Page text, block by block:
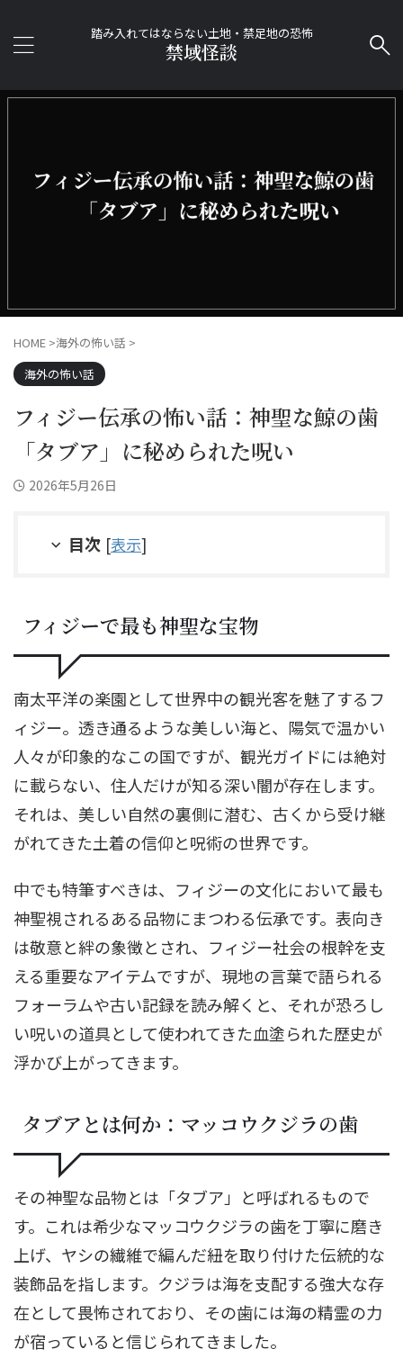
踏み入れてはならない土地・禁足地の恐怖
禁域怪談
HOME >海外の怖い話 >
海外の怖い話
フィジー伝承の怖い話：神聖な鯨の歯
「タブア」に秘められた呪い
2026年5月26日
目次 [表示]
フィジーで最も神聖な宝物
南太平洋の楽園として世界中の観光客を魅了するフ
ィジー。透き通るような美しい海と、陽気で温かい
人々が印象的なこの国ですが、観光ガイドには絶対
に載らない、住人だけが知る深い闇が存在します。
それは、美しい自然の裏側に潜む、古くから受け継
がれてきた土着の信仰と呪術の世界です。
中でも特筆すべきは、フィジーの文化において最も
神聖視されるある品物にまつわる伝承です。表向き
は敬意と絆の象徴とされ、フィジー社会の根幹を支
える重要なアイテムですが、現地の言葉で語られる
フォーラムや古い記録を読み解くと、それが恐ろし
い呪いの道具として使われてきた血塗られた歴史が
浮かび上がってきます。
タブアとは何か：マッコウクジラの歯
その神聖な品物とは「タブア」と呼ばれるもので
す。これは希少なマッコウクジラの歯を丁寧に磨き
上げ、ヤシの繊維で編んだ紐を取り付けた伝統的な
装飾品を指します。クジラは海を支配する強大な存
在として畏怖されており、その歯には海の精霊の力
が宿っていると信じられてきました。